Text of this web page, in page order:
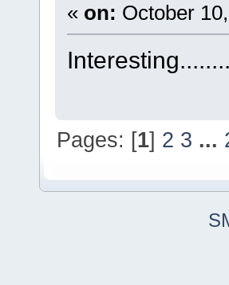
« on: October
Interesting........
Pages: [1] 2 3 ...